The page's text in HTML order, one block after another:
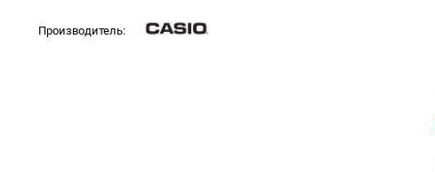
Производитель: